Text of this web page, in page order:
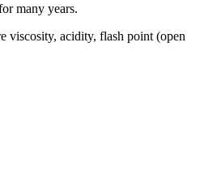
many years.
viscosity, acidity, flash point (open